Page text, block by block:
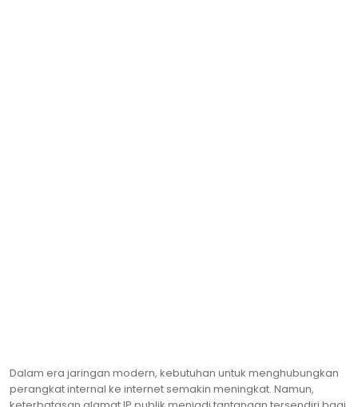
Dalam era jaringan modern, kebutuhan untuk menghubungkan
perangkat internal ke internet semakin meningkat. Namun,